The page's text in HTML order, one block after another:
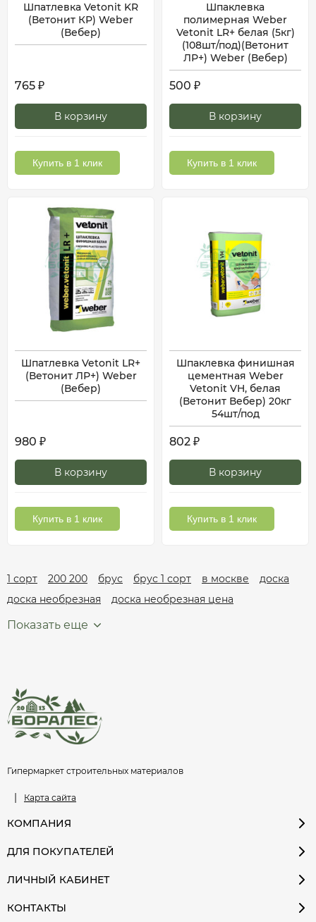
Шпатлевка Vetonit KR
(Ветонит КР) Weber
(Вебер)
765 ₽
В корзину
Купить в 1 клик
Шпаклевка
полимерная Weber
Vetonit LR+ белая (5кг)
(108шт/под)(Ветонит
ЛР+) Weber (Вебер)
500 ₽
В корзину
Купить в 1 клик
Шпатлевка Vetonit LR+
(Ветонит ЛР+) Weber
(Вебер)
980 ₽
В корзину
Купить в 1 клик
Шпаклевка финишная
цементная Weber
Vetonit VH, белая
(Ветонит Вебер) 20кг
54шт/под
802 ₽
В корзину
Купить в 1 клик
1 сорт 200 200 брус брус 1 сорт в москве
доска
доска необрезная
доска необрезная цена
Показать еще
Гипермаркет строительных материалов
| Карта сайта
КОМПАНИЯ
ДЛЯ ПОКУПАТЕЛЕЙ
ЛИЧНЫЙ КАБИНЕТ
КОНТАКТЫ